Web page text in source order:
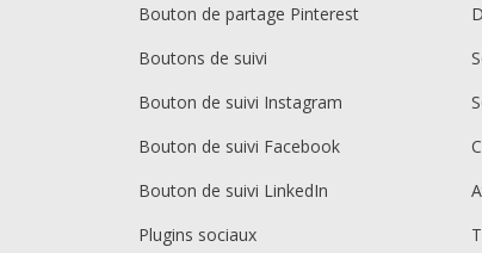
Bouton de partage Pinterest
Boutons de suivi
Bouton de suivi Instagram
Bouton de suivi Facebook
Bouton de suivi LinkedIn
Plugins sociaux